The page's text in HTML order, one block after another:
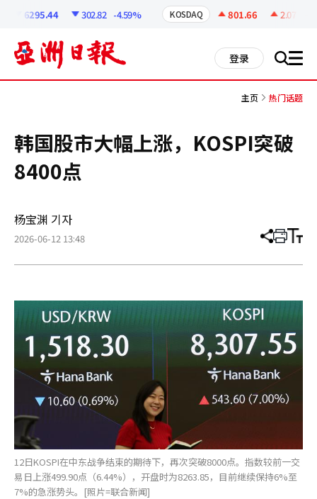
6295.44 302.82 -4.59% KOSDAQ 801.66 2.07
登录 搜 all
主页 热门话题
韩国股市大幅上涨，KOSPI突破
8400点
杨宝渊 기자
2026-06-12 13:48 分
章
打 调
小
12日KOSPI在中东战争结束的期待下，再次突破8000点。指数较前一交
易日上涨499.90点（6.44%），开盘时为8263.85，目前继续保持6%至
7%的急涨势头。[照片=联合新闻]